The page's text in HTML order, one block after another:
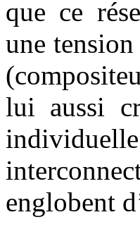
que ce
une
lui aussi
englobent